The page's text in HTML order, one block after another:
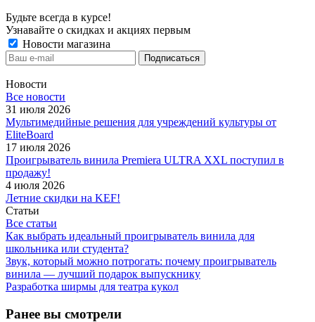
Будьте всегда в курсе!
Узнавайте о скидках и акциях первым
Новости магазина
Новости
Все новости
31 июля 2026
Мультимедийные решения для учреждений культуры от
EliteBoard
17 июля 2026
Проигрыватель винила Premiera ULTRA XXL поступил в
продажу!
4 июля 2026
Летние скидки на KEF!
Статьи
Все статьи
Как выбрать идеальный проигрыватель винила для
школьника или студента?
Звук, который можно потрогать: почему проигрыватель
винила — лучший подарок выпускнику
Разработка ширмы для театра кукол
Ранее вы смотрели